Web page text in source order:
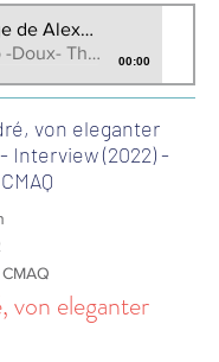
Reportage de Alexndre Touchete CBC/RadioCanada
Expositio -Doux- Thierry Andre 2023
00:00
von eleganter
Interview (2022) -
CMAQ
von eleganter